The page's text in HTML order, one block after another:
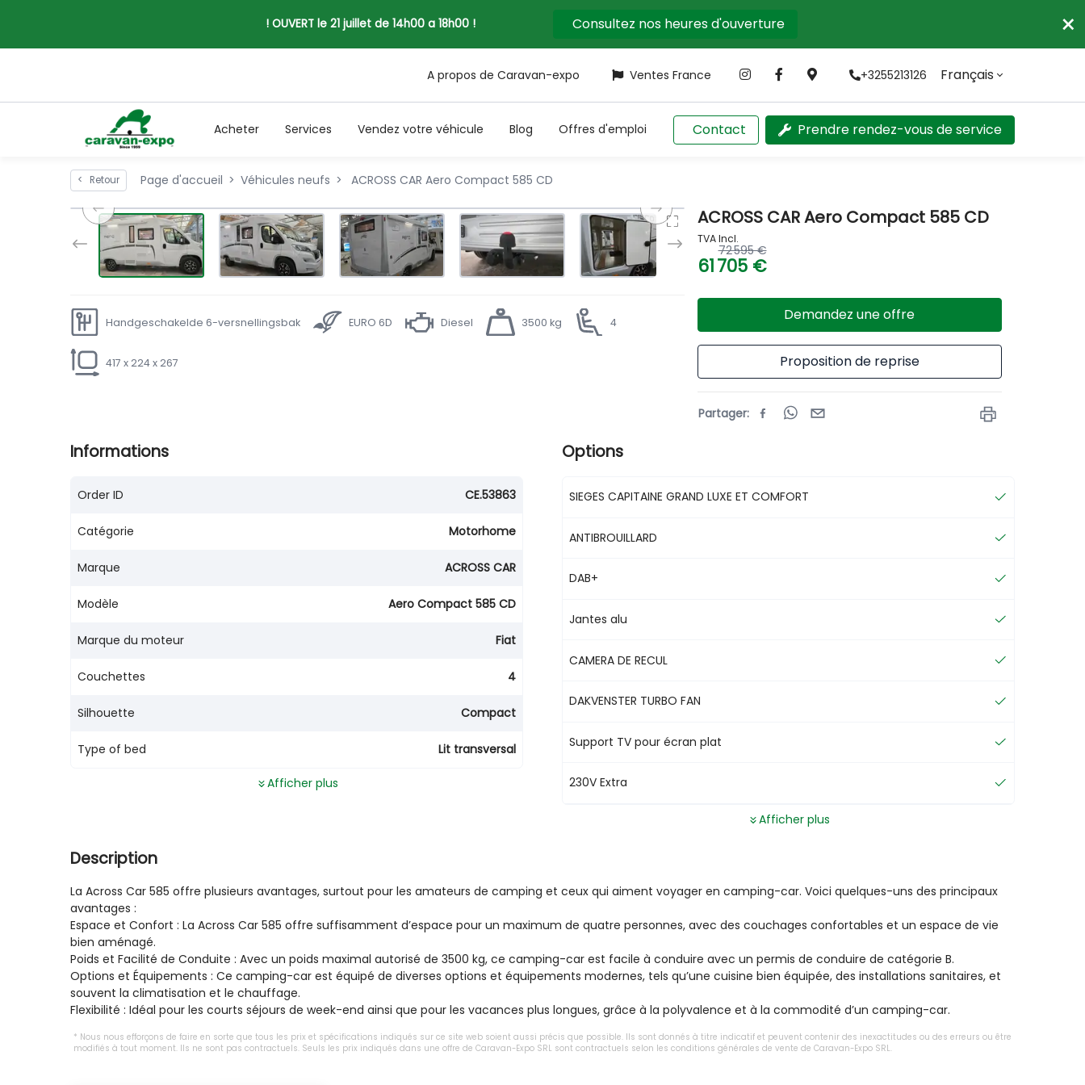
! OUVERT le 21 juillet de 14h00 a 18h00 ! Consultez nos heures d'ouverture ×
A propos de Caravan-expo Ventes France +3255213126 Français
Acheter Services Vendez votre véhicule Blog Offres d'emploi Contact Prendre rendez-vous de service
< Retour Page d'accueil Véhicules neufs ACROSS CAR Aero Compact 585 CD
Handgeschakelde 6-versnellingsbak EURO 6D Diesel 3500 kg 4
417 x 224 x 267
ACROSS CAR Aero Compact 585 CD
TVA Incl.
72 595 €
61 705 €
Demandez une offre
Proposition de reprise
Partager:
Informations
Order ID CE.53863
Catégorie Motorhome
Marque ACROSS CAR
Modèle Aero Compact 585 CD
Marque du moteur Fiat
Couchettes 4
Silhouette Compact
Type of bed Lit transversal
Afficher plus
Options
SIEGES CAPITAINE GRAND LUXE ET COMFORT
ANTIBROUILLARD
DAB+
Jantes alu
CAMERA DE RECUL
DAKVENSTER TURBO FAN
Support TV pour écran plat
230V Extra
Afficher plus
Description
La Across Car 585 offre plusieurs avantages, surtout pour les amateurs de camping et ceux qui aiment voyager en camping-car. Voici quelques-uns des principaux
avantages :
Espace et Confort : La Across Car 585 offre suffisamment d’espace pour un maximum de quatre personnes, avec des couchages confortables et un espace de vie
bien aménagé.
Poids et Facilité de Conduite : Avec un poids maximal autorisé de 3500 kg, ce camping-car est facile à conduire avec un permis de conduire de catégorie B.
Options et Équipements : Ce camping-car est équipé de diverses options et équipements modernes, tels qu’une cuisine bien équipée, des installations sanitaires, et
souvent la climatisation et le chauffage.
Flexibilité : Idéal pour les courts séjours de week-end ainsi que pour les vacances plus longues, grâce à la polyvalence et à la commodité d’un camping-car.
Nous nous efforçons de faire en sorte que tous les prix et spécifications indiqués sur ce site web soient aussi précis que possible. Ils sont donnés à titre indicatif et peuvent contenir des inexactitudes ou des erreurs ou être
modifiés à tout moment. Ils ne sont pas contractuels. Seuls les prix indiqués dans une offre de Caravan-Expo SRL sont contractuels selon les conditions générales de vente de Caravan-Expo SRL.